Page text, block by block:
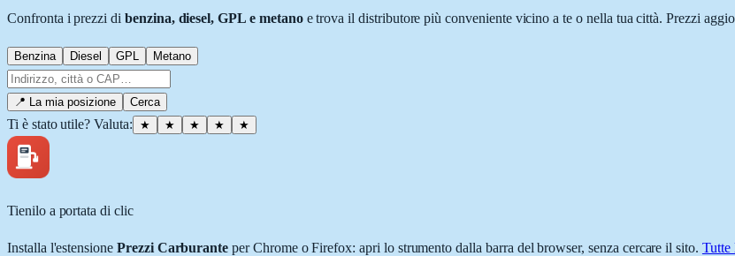
Confronta i prezzi di benzina, diesel, GPL e metanoe trova il distributore più conveniente vicino a te o nella tua città. Prezzi
Benzina Diesel GPL Metano
📍 La mia posizione Cerca
Ti è stato utile? Valuta: ★ ★ ★ ★ ★
Tienilo a portata di clic
Installa l'estensione Prezzi Carburante per Chromeo Firefox: apri lo strumento dalla barra del browser, senza cercare il sito. Tutte